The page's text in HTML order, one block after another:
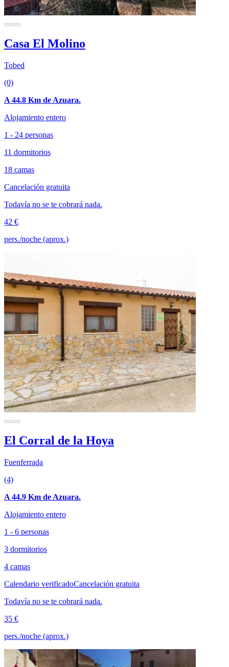
Casa El Molino
Tobed
(0)
A 44.8 Km de Azuara.
Alojamiento entero
1 - 24 personas
11 dormitorios
18 camas
Cancelación gratuita
Todavía no se te cobrará nada.
42 €
pers./noche (aprox.)
El Corral de la Hoya
Fuenferrada
(4)
A 44.9 Km de Azuara.
Alojamiento entero
1 - 6 personas
3 dormitorios
4 camas
Calendario verificadoCancelación gratuita
Todavía no se te cobrará nada.
35 €
pers./noche (aprox.)